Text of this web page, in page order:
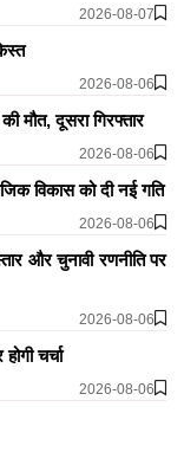
2026-08-07
2026-08-06
मौत, दूसरा गिरफ्तार
2026-08-06
विकास को दी नई गति
2026-08-06
और चुनावी रणनीति पर
2026-08-06
चर्चा
2026-08-06